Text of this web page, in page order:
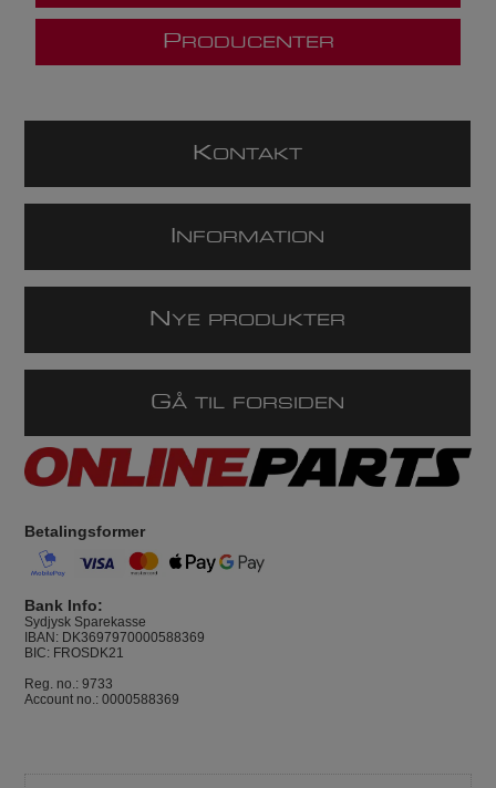
P RODUCENTER
KONTAKT
NFORMATION
N YE PRODUKTER
GÅ TIL FORSIDEN
Betalingsformer
Bank Info:
Sydjysk Sparekasse
IBAN: DK3697970000588369
BIC: FROSDK21
Reg. no.: 9733
Account no.: 0000588369